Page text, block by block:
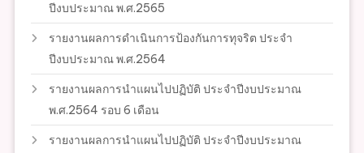
ปีงบประมาณ พ.ศ.2565
รายงานผลการดำเนินการป้องกันการทุจริต ประจำ
ปีงบประมาณ พ.ศ.2564
รายงานผลการนำแผนไปปฏิบัติ ประจำปีงบประมาณ
พ.ศ.2564 รอบ 6 เดือน
รายงานผลการนำแผนไปปฏิบัติ ประจำปีงบประมาณ